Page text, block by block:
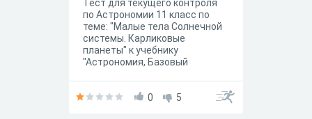
Тест для текущего контроля
по Астрономии 11 класс по
теме: "Малые тела Солнечной
системы. Карликовые
планеты" к учебнику
"Астрономия, Базовый
0
5